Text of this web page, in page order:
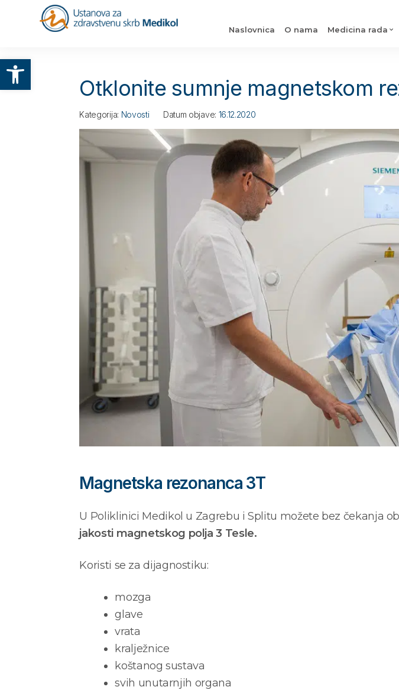
Otvori alatnu traku
Naslovnica O nama Medicina rada
Otklonite sumnje magnetskom
Kategorija: Novosti Datum objave: 16.12.2020
Magnetska rezonanca 3T
U Poliklinici Medikol u Zagrebu i Splitu možete bez čekanja
jakosti magnetskog polja 3 Tesle.
Koristi se za dijagnostiku:
mozga
glave
vrata
kralježnice
koštanog sustava
svih unutarnjih organa